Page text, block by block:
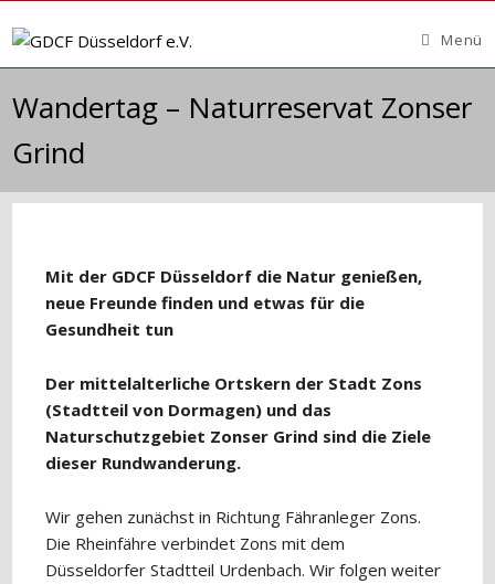
Inhalt
Menü
Wandertag – Naturreservat Zonser
Grind
Mit der GDCF Düsseldorf die Natur genießen,
neue Freunde finden und etwas für die
Gesundheit tun
Der mittelalterliche Ortskern der Stadt Zons
(Stadtteil von Dormagen) und das
Naturschutzgebiet Zonser Grind sind die Ziele
dieser Rundwanderung.
Wir gehen zunächst in Richtung Fähranleger Zons.
Die Rheinfähre verbindet Zons mit dem
Düsseldorfer Stadtteil Urdenbach. Wir folgen weiter